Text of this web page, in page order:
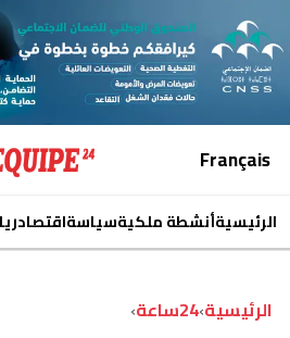
Français
الرئيسيةأنشطة ملكيةسياسةاقتصاد
الرئيسية›24ساعة ›